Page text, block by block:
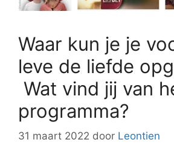
Waar kun je je
leve de liefde
Wat vind jij van
programma?
31 maart 2022 door Leontien